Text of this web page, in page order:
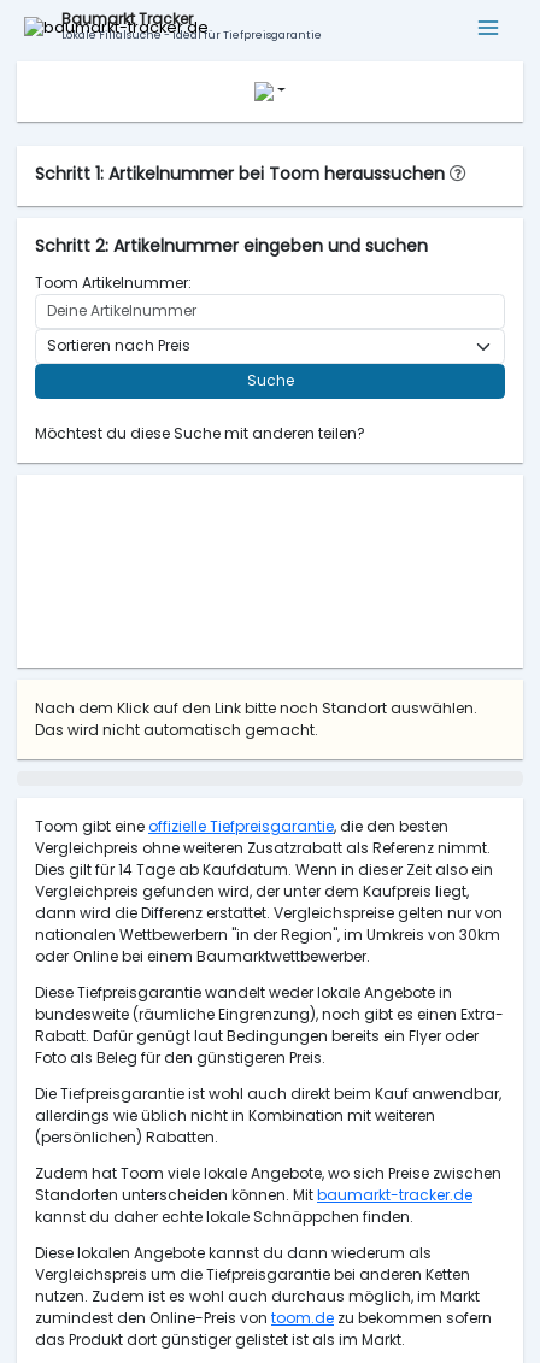
Baumarkt Tracker
Lokale Filialsuche - ideal für Tiefpreisgarantie
Schritt 1: Artikelnummer bei Toom heraussuchen
Schritt 2: Artikelnummer eingeben und suchen
Toom Artikelnummer:
Suche
Möchtest du diese Suche mit anderen teilen?
Nach dem Klick auf den Link bitte noch Standort auswählen.
Das wird nicht automatisch gemacht.
Toom gibt eineoffizielle Tiefpreisgarantie, die den besten
Vergleichpreis ohne weiteren Zusatzrabatt als Referenz nimmt.
Dies gilt für 14 Tage ab Kaufdatum. Wenn in dieser Zeit also ein
Vergleichpreis gefunden wird, der unter dem Kaufpreis liegt,
dann wird die Differenz erstattet. Vergleichspreise gelten nur von
nationalen Wettbewerbern "in der Region", im Umkreis von 30km
oder Online bei einem Baumarktwettbewerber.
Diese Tiefpreisgarantie wandelt weder lokale Angebote in
bundesweite (räumliche Eingrenzung), noch gibt es einen Extra-
Rabatt. Dafür genügt laut Bedingungen bereits ein Flyer oder
Foto als Beleg für den günstigeren Preis.
Die Tiefpreisgarantie ist wohl auch direkt beim Kauf anwendbar,
allerdings wie üblich nicht in Kombination mit weiteren
(persönlichen) Rabatten.
Zudem hat Toom viele lokale Angebote, wo sich Preise zwischen
Standorten unterscheiden können. Mitbaumarkt-tracker.de
kannst du daher echte lokale Schnäppchen finden.
Diese lokalen Angebote kannst du dann wiederum als
Vergleichspreis um die Tiefpreisgarantie bei anderen Ketten
nutzen. Zudem ist es wohl auch durchaus möglich, im Markt
zumindest den Online-Preis von toom.de zu bekommen sofern
das Produkt dort günstiger gelistet ist als im Markt.